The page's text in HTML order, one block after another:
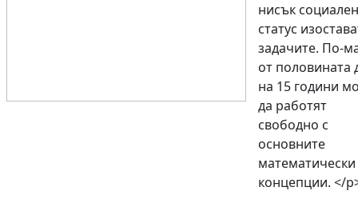
нисък социален
статус
задачите. По-
от половината
на 15 години
да работят
свободно с
основните
математически
концепции. </